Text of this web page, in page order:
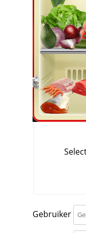
Gebruiker